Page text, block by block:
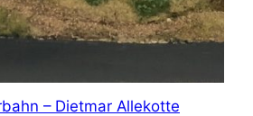
– Dietmar Allekotte